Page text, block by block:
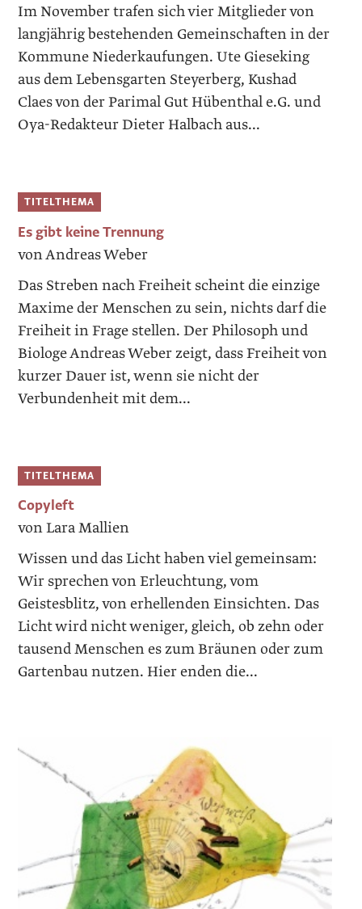
Im November trafen sich vier Mitglieder von
langjährig bestehenden Gemeinschaften in der
Kommune Niederkaufungen. Ute Gieseking
aus dem Lebensgarten Steyerberg, Kushad
Claes von der Parimal Gut Hübenthal e.G. und
Oya-Redakteur Dieter Halbach aus...
TITELTHEMA
Es gibt keine Trennung
von Andreas Weber
Das Streben nach Freiheit scheint die einzige
Maxime der Menschen zu sein, nichts darf die
Freiheit in Frage stellen. Der Philosoph und
Biologe Andreas Weber zeigt, dass Freiheit von
kurzer Dauer ist, wenn sie nicht der
Verbundenheit mit dem...
TITELTHEMA
Copyleft
von Lara Mallien
Wissen und das Licht haben viel ­gemeinsam:
Wir sprechen von Erleuchtung, vom
Geistesblitz, von erhellenden Einsichten. Das
Licht wird nicht weniger, gleich, ob zehn oder
tausend Menschen es zum Bräunen oder zum
Gartenbau nutzen. Hier ­enden die...